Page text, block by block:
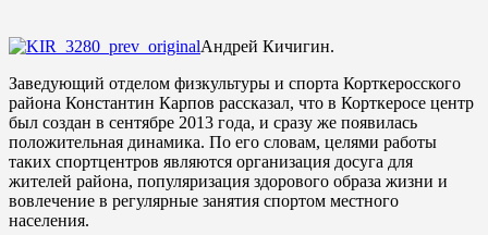
Андрей Кичигин.
Заведующий отделом физкультуры и спорта Корткеросского
района Константин Карпов рассказал, что в Корткеросе центр
был создан в сентябре 2013 года, и сразу же появилась
положительная динамика. По его словам, целями работы
таких спортцентров являются организация досуга для
жителей района, популяризация здорового образа жизни и
вовлечение в регулярные занятия спортом местного
населения.